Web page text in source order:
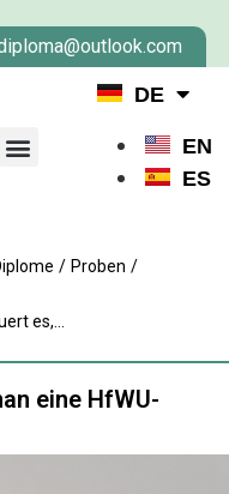
DE
EN
ES
/ Proben /
es,...
eine HfWU-